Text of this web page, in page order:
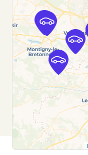
Voir l'agence
Free2move Rent
27 TER AVENUE
VELIZY, FR-78,
Voir l'agence
Free2move Rent
27 TER AVENUE